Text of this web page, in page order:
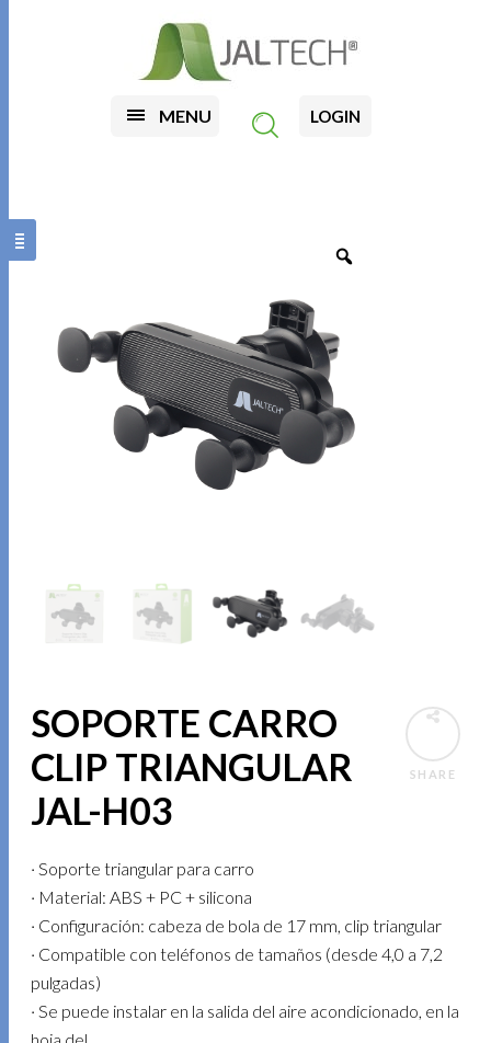
MENU LOGIN
SHARE
SOPORTE CARRO
CLIP TRIANGULAR
JAL-H03
· Soporte triangular para carro
· Material: ABS + PC + silicona
· Configuración: cabeza de bola de 17 mm, clip triangular
· Compatible con teléfonos de tamaños (desde 4,0 a 7,2
pulgadas)
· Se puede instalar en la salida del aire acondicionado, en la